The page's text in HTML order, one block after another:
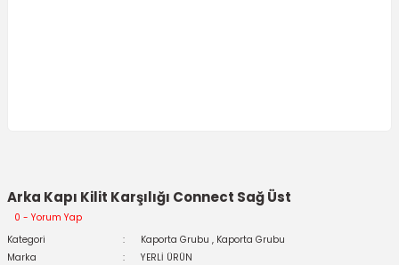
Arka Kapı Kilit Karşılığı Connect Sağ Üst
0 - Yorum Yap
Kategori
Kaporta Grubu , Kaporta Grubu
Marka
YERLİ ÜRÜN